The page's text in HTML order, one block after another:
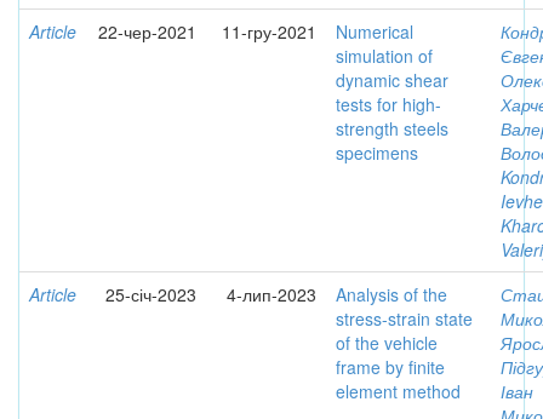
Article
22-чер-2021 11-гру-2021
Numerical
simulation of
dynamic shear
tests for high-
strength steels
specimens
Article
25-січ-2023 4-лип-2023
Analysis of the
stress-strain state
of the vehicle
frame by finite
element method
Іван